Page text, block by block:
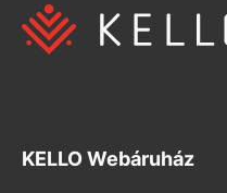
KELLO Webáruház